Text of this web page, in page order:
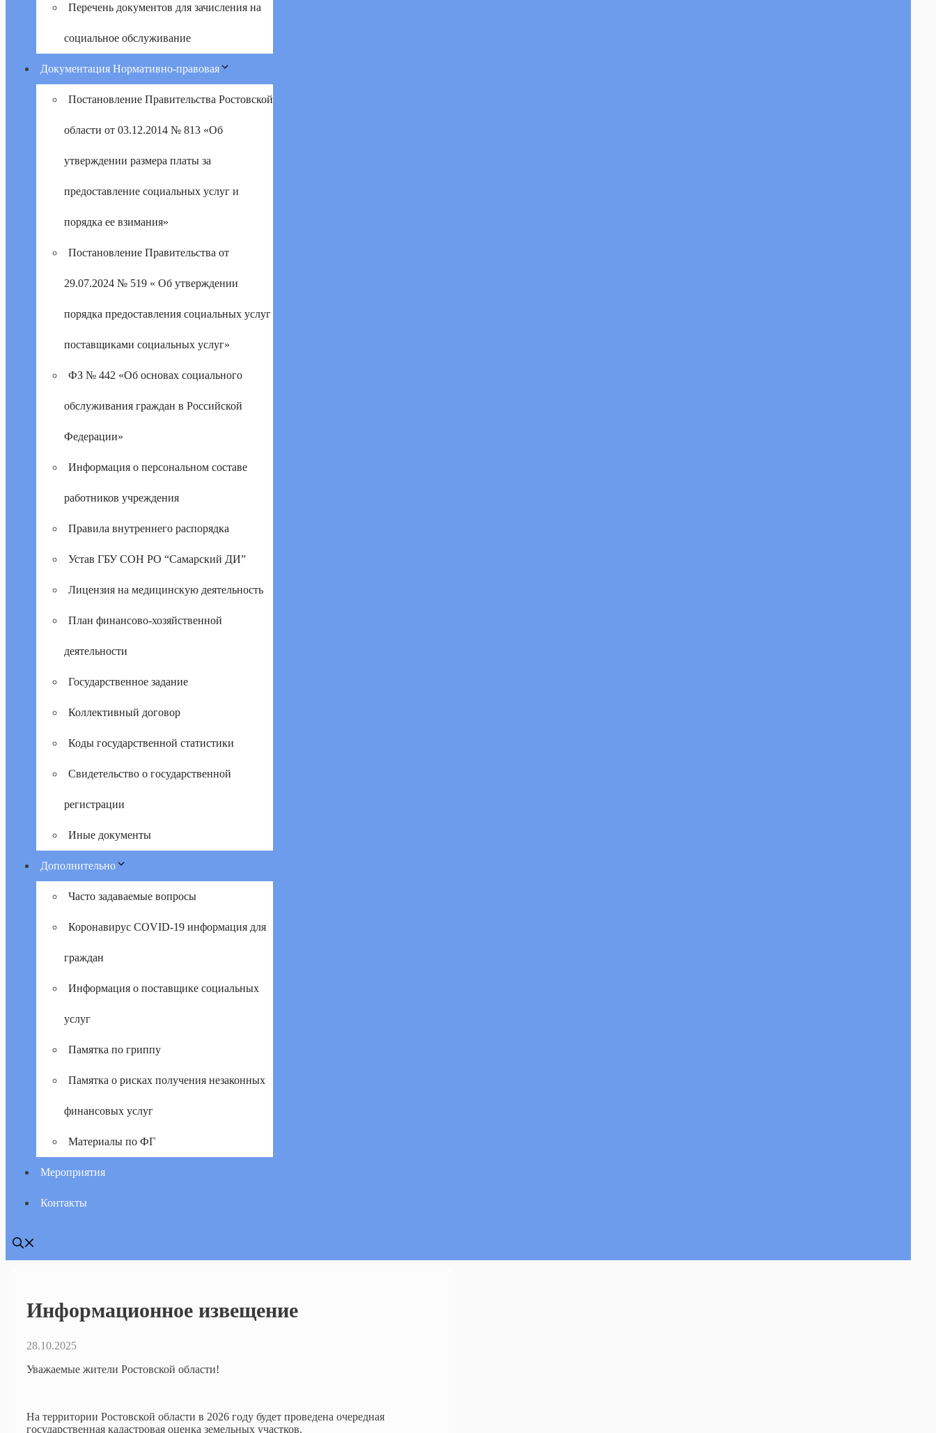
Перечень документов для зачисления на
социальное обслуживание
Документация Нормативно-правовая
Постановление Правительства Ростовской
области от 03.12.2014 № 813 «Об
утверждении размера платы за
предоставление социальных услуг и
порядка ее взимания»
Постановление Правительства от
29.07.2024 № 519 « Об утверждении
порядка предоставления социальных услуг
поставщиками социальных услуг»
ФЗ № 442 «Об основах социального
обслуживания граждан в Российской
Федерации»
Информация о персональном составе
работников учреждения
Правила внутреннего распорядка
Устав ГБУ СОН РО “Самарский ДИ”
Лицензия на медицинскую деятельность
План финансово-хозяйственной
деятельности
Государственное задание
Коллективный договор
Коды государственной статистики
Свидетельство о государственной
регистрации
Иные документы
Дополнительно
Часто задаваемые вопросы
Коронавирус COVID-19 информация для
граждан
Информация о поставщике социальных
услуг
Памятка по гриппу
Памятка о рисках получения незаконных
финансовых услуг
Материалы по ФГ
Мероприятия
Контакты
Информационное извещение
28.10.2025
Уважаемые жители Ростовской области!
На территории Ростовской области в 2026 году будет проведена очередная
государственная кадастровая оценка земельных участков.